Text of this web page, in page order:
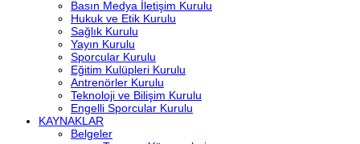
Basın Medya İletişim Kurulu
Hukuk ve Etik Kurulu
Sağlık Kurulu
Yayın Kurulu
Sporcular Kurulu
Eğitim Kulüpleri Kurulu
Antrenörler Kurulu
Teknoloji ve Bilişim Kurulu
Engelli Sporcular Kurulu
KAYNAKLAR
Belgeler